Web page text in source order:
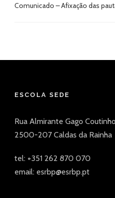
Comunicado – Afixação das
ESCOLA SEDE
Rua Almirante Gago Coutinho
2500-207 Caldas da Rainha
tel: +351 262 870 070
email: esrbp@esrbp.pt